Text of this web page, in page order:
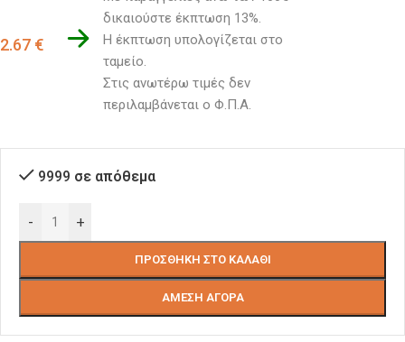
2.67 €
δικαιούστε έκπτωση 13%.
Η έκπτωση υπολογίζεται στο
ταμείο.
Στις ανωτέρω τιμές δεν
περιλαμβάνεται ο Φ.Π.Α.
9999 σε απόθεμα
- +
ΠΡΟΣΘΉΚΗ ΣΤΟ ΚΑΛΆΘΙ
ΆΜΕΣΗ ΑΓΟΡΆ